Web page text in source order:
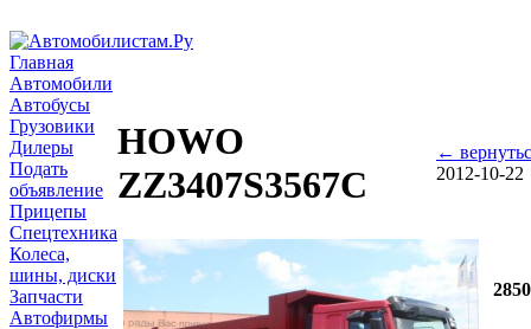
Главная
Автомобили
Автобусы
Грузовики
Дилеры
Подать
объявление
Прицепы
Спецтехника
Колеса,
шины, диски
Запчасти
Автофирмы
HOWO
ZZ3407S3567C
←
2012-10-22